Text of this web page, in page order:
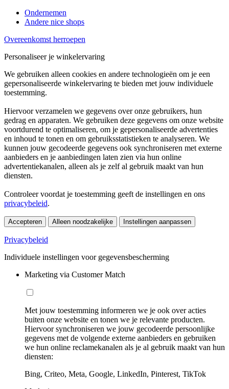
Ondernemen
Andere nice shops
Overeenkomst herroepen
Personaliseer je winkelervaring
We gebruiken alleen cookies en andere technologieën om je een
gepersonaliseerde winkelervaring te bieden met jouw individuele
toestemming.
Hiervoor verzamelen we gegevens over onze gebruikers, hun
gedrag en apparaten. We gebruiken deze gegevens om onze website
voortdurend te optimaliseren, om je gepersonaliseerde advertenties
en inhoud te tonen en om gebruiksstatistieken te analyseren. We
kunnen jouw gecodeerde gegevens ook synchroniseren met externe
aanbieders en je aanbiedingen laten zien via hun online
advertentiekanalen, alleen als je zelf al gebruik maakt van hun
diensten.
Controleer voordat je toestemming geeft de instellingen en ons
privacybeleid.
Accepteren Alleen noodzakelijke Instellingen aanpassen
Privacybeleid
Individuele instellingen voor gegevensbescherming
Marketing via Customer Match
Met jouw toestemming informeren we je ook over acties
buiten onze website en tonen we je relevante producten.
Hiervoor synchroniseren we jouw gecodeerde persoonlijke
gegevens met de volgende externe aanbieders en gebruiken
we hun online reclamekanalen als je al gebruik maakt van hun
diensten:
Bing, Criteo, Meta, Google, LinkedIn, Pinterest, TikTok